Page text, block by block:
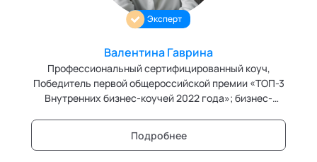
Позитивная динамическая психотерапия
Сексология
Системные продажи
Современный гипноз
Современный этикет
Эксперт
Валентина Гаврина
Профессиональный сертифицированный коуч,
Победитель первой общероссийской премии «ТОП-3
Внутренних бизнес-коучей 2022 года»; бизнес-
Подробнее